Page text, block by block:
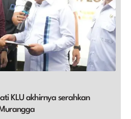
KLU akhirnya serahkan